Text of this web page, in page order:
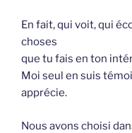
En fait, qui voit, qui
choses
que tu fais en ton
Moi seul en suis
apprécie.
Nous avons choisi